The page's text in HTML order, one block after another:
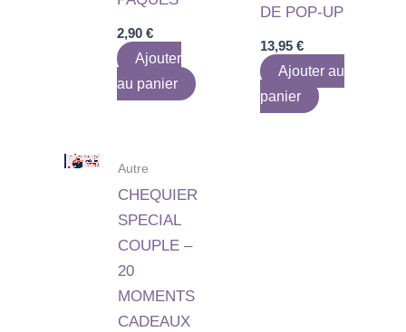
2,90€
Ajouter
au panier
DE POP-UP
13,95 €
Ajouter au
panier
Autre
CHEQUIER
SPECIAL
COUPLE –
20
MOMENTS
CADEAUX